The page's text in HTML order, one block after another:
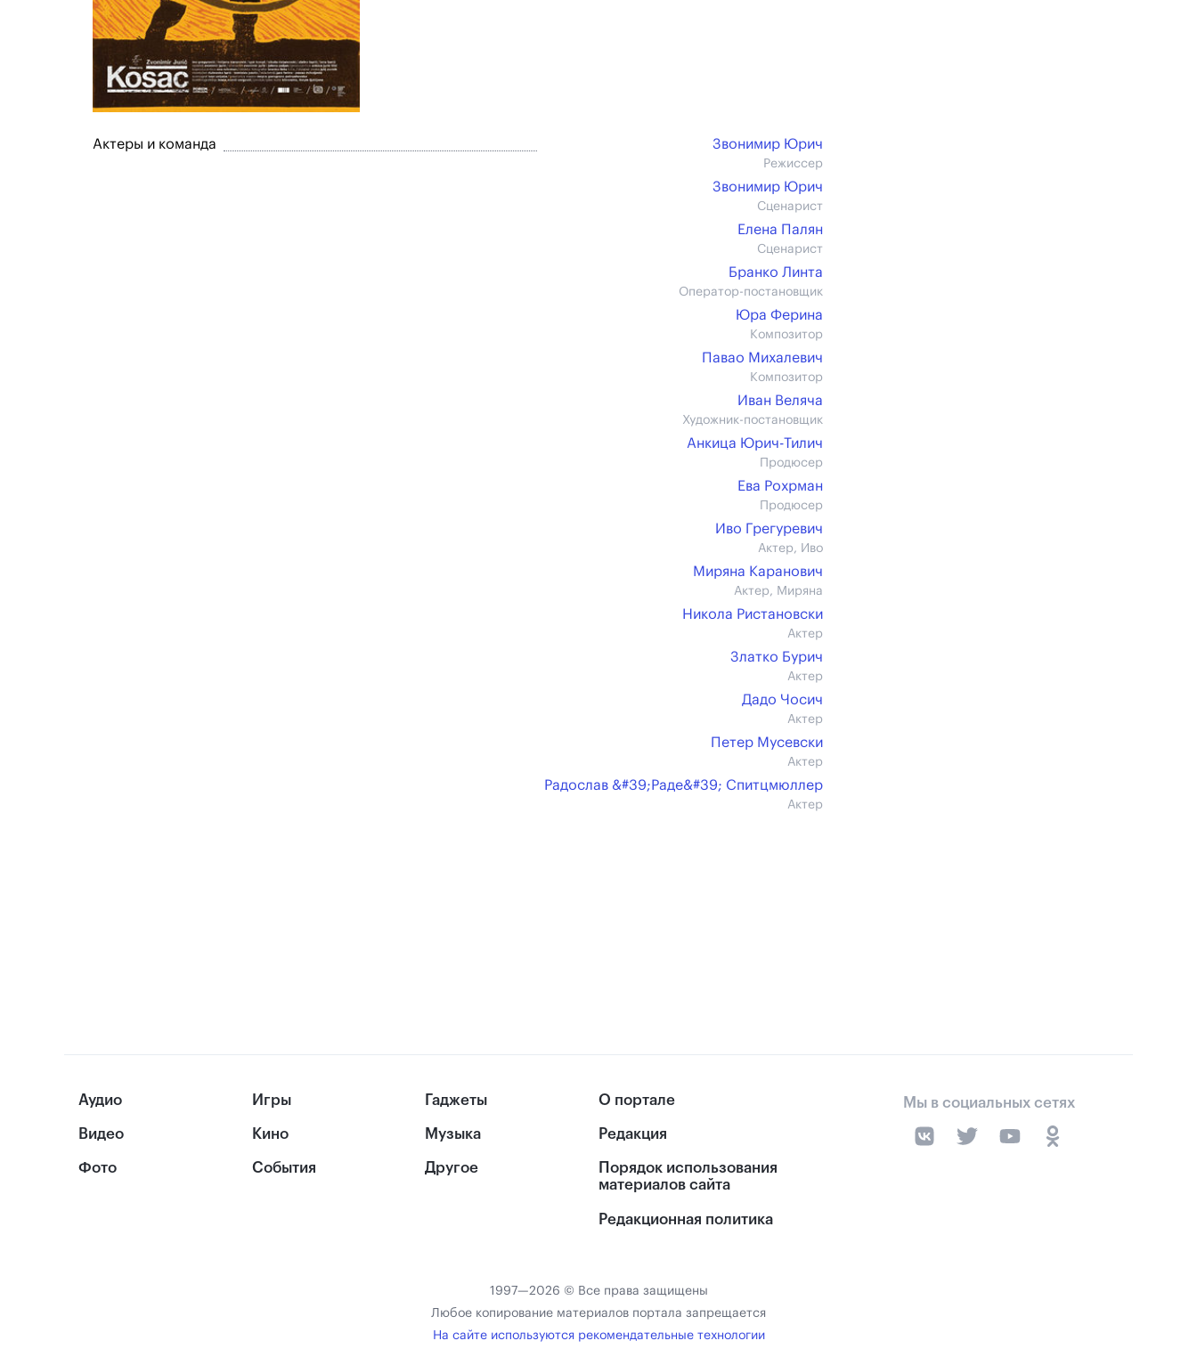
Актеры и команда Звонимир Юрич
Режиссер
Звонимир Юрич
Сценарист
Елена Палян
Сценарист
Бранко Линта
Оператор-постановщик
Юра Ферина
Композитор
Павао Михалевич
Композитор
Иван Веляча
Художник-постановщик
Анкица Юрич-Тилич
Продюсер
Ева Рохрман
Продюсер
Иво Грегуревич
Актер, Иво
Миряна Каранович
Актер, Миряна
Никола Ристановски
Актер
Златко Бурич
Актер
Дадо Чосич
Актер
Петер Мусевски
Актер
Радослав &#39;Раде&#39; Спитцмюллер
Актер
Аудио
Видео
Фото
Игры
Кино
События
Гаджеты
Музыка
Другое
О портале
Редакция
Порядок использования
материалов сайта
Редакционная политика
Мы в социальных сетях
1997—2026 © Все права защищены
Любое копирование материалов портала запрещается
На сайте используются рекомендательные технологии